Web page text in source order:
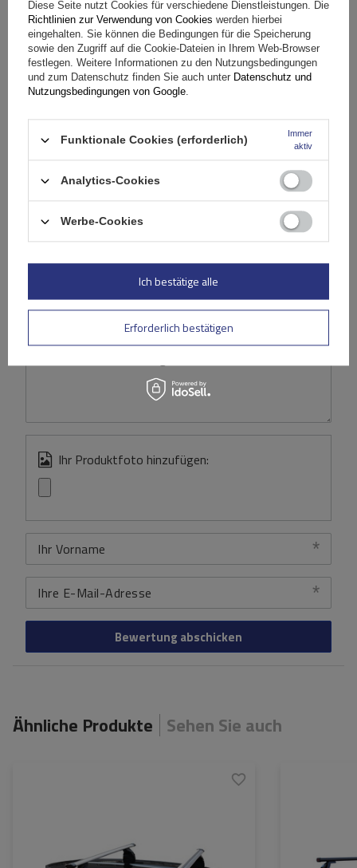
Spezifikation
Das Produkt passt zu Autos
Stelle eine Frage
Bewertungen (0)
Ihre Bewertung schreiben
Ihre Note:
5/5
Ihr Produktfoto hinzufügen:
Ihr Vorname
Ihre E-Mail-Adresse
Bewertung abschicken
Ähnliche Produkte Sehen Sie auch
Diese Seite nutzt Cookies für verschiedene Dienstleistungen. Die
Richtlinien zur Verwendung von Cookies werden hierbei
eingehalten. Sie können die Bedingungen für die Speicherung
sowie den Zugriff auf die Cookie-Dateien in Ihrem Web-Browser
festlegen. Weitere Informationen zu den Nutzungsbedingungen
und zum Datenschutz finden Sie auch unter Datenschutz und
Nutzungsbedingungen von Google.
Funktionale Cookies (erforderlich)
Immer
aktiv
Analytics-Cookies
Werbe-Cookies
Erforderlich bestätigen
Ich bestätige alle